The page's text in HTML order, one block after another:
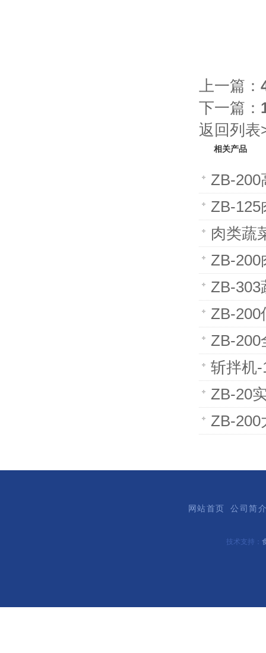
上一篇：
下一篇：
返回列表
相关产品
ZB-200
ZB-125
肉类蔬
ZB-200
ZB-303
ZB-200
ZB-200
斩拌机
ZB-20
ZB-200
网站首页 公司简
技术支持：